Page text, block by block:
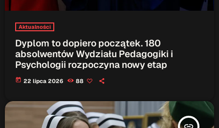
Serwis Informacyjny
TOP CHART
Aktualności
Dyplom to dopiero początek. 180
absolwentów Wydziału Pedagogiki i
Psychologii rozpoczyna nowy etap
today 22 lipca 2026 88